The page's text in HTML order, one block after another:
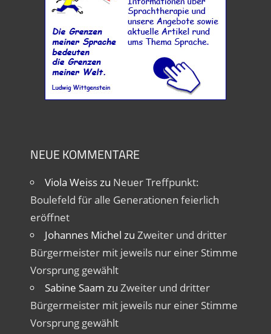
NEUE KOMMENTARE
Viola Weisszu Neuer Treffpunkt:
Boulefeld für alle Generationen feierlich
eröffnet
Johannes Michel zu Zweiter und dritter
Bürgermeister mit jeweils nur einer Stimme
Vorsprung gewählt
Sabine Saam zu Zweiter und dritter
Bürgermeister mit jeweils nur einer Stimme
Vorsprung gewählt